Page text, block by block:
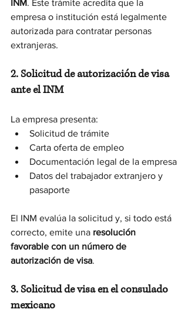
INM. Este trámite acredita que la
empresa o institución está legalmente
autorizada para contratar personas
extranjeras.
2. Solicitud de autorización de visa
ante el INM
La empresa presenta:
Solicitud de trámite
Carta oferta de empleo
Documentación legal de la empresa
Datos del trabajador extranjero y
pasaporte
El INM evalúa la solicitud y, si todo está
correcto, emite una resolución
favorable con un número de
autorización de visa.
3. Solicitud de visa en el consulado
mexicano